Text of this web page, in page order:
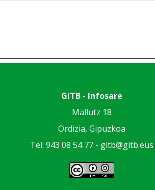
GiTB - Infosare
Mallutz 18
Ordizia, Gipuzkoa
Tel: 943 08 54 77 - gitb@gitb.eus